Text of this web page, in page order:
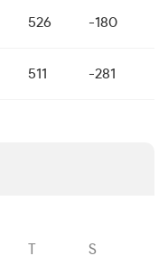
526 -180
511 -281
T S